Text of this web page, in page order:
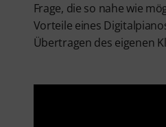
Frage, die so nahe wie
Vorteile eines
Übertragen des eigenen